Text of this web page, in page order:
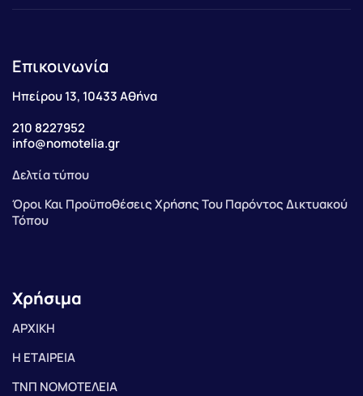
Επικοινωνία
Ηπείρου 13, 10433 Αθήνα
210 8227952
info@nomotelia.gr
Δελτία τύπου
Όροι Και Προϋποθέσεις Χρήσης Του Παρόντος Δικτυακού
Τόπου
Χρήσιμα
ΑΡΧΙΚΗ
Η ΕΤΑΙΡΕΙΑ
ΤΝΠ ΝΟΜΟΤΕΛΕΙΑ